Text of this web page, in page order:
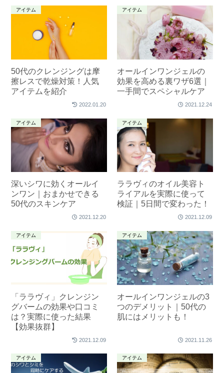
アイテム
50代のクレンジングは摩
擦レスで乾燥対策！人気
アイテムを紹介
2022.01.20
アイテム
オールインワンジェルの
効果を高める裏ワザ6選｜
一手間でスペシャルケア
2021.12.24
アイテム
深いシワに効くオールイ
ンワン｜おまかせできる
50代のスキンケア
2021.12.20
アイテム
ララヴィのオイル美容ト
ライアルを実際に使って
検証｜5日間で変わった！
2021.12.09
アイテム
「ララヴィ」クレンジン
グバームの効果や口コミ
は？実際に使った結果
【効果抜群】
2021.12.09
アイテム
オールインワンジェルの3
つのデメリット｜50代の
肌にはメリットも！
2021.11.26
アイテム アイテム